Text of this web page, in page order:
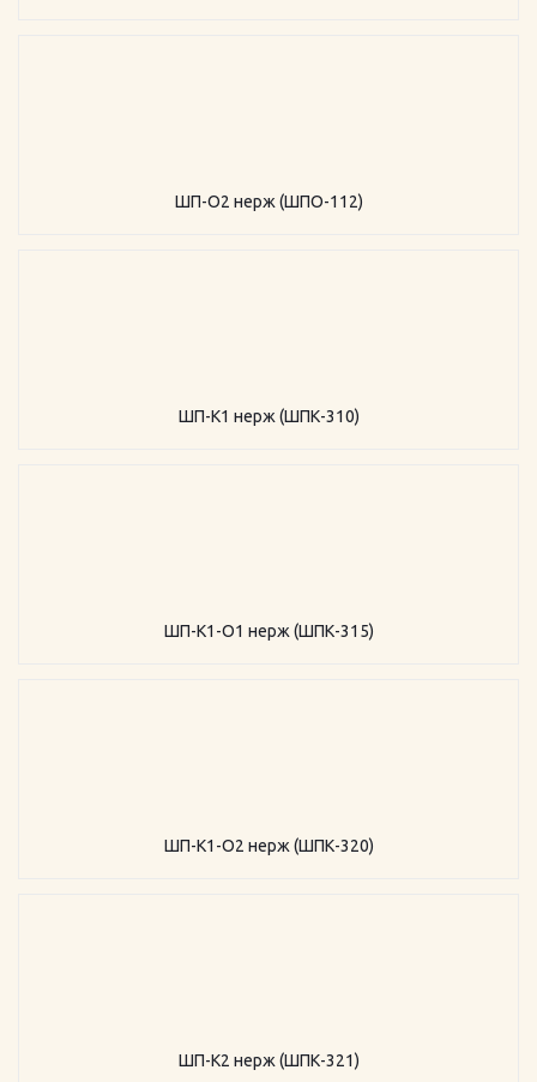
ШП-О2 нерж (ШПО-112)
ШП-К1 нерж (ШПК-310)
ШП-К1-О1 нерж (ШПК-315)
ШП-К1-О2 нерж (ШПК-320)
ШП-К2 нерж (ШПК-321)